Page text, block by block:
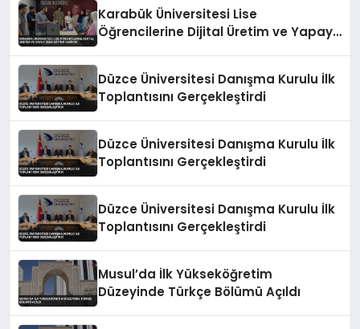
Karabük Üniversitesi Lise
Öğrencilerine Dijital Üretim ve Yapay
Düzce Üniversitesi Danışma Kurulu İlk
Toplantısını Gerçekleştirdi
Düzce Üniversitesi Danışma Kurulu İlk
Toplantısını Gerçekleştirdi
Düzce Üniversitesi Danışma Kurulu İlk
Toplantısını Gerçekleştirdi
Musul’da İlk Yükseköğretim
Düzeyinde Türkçe Bölümü Açıldı